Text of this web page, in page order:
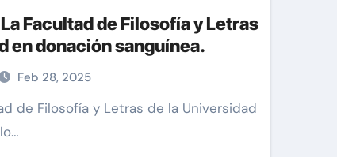
Facultad de Filosofía y Letras
en donación sanguínea.
Feb 28, 2025